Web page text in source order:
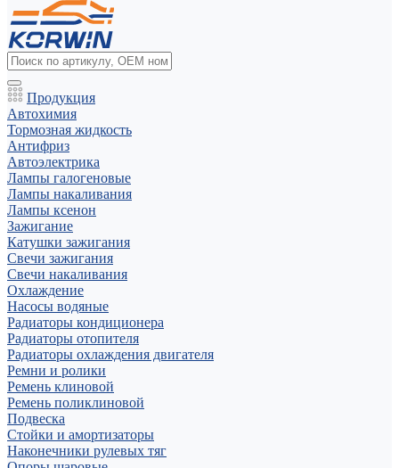
Продукция
Автохимия
Тормозная жидкость
Антифриз
Автоэлектрика
Лампы галогеновые
Лампы накаливания
Лампы ксенон
Зажигание
Катушки зажигания
Свечи зажигания
Свечи накаливания
Охлаждение
Насосы водяные
Радиаторы кондиционера
Радиаторы отопителя
Радиаторы охлаждения двигателя
Ремни и ролики
Ремень клиновой
Ремень поликлиновой
Подвеска
Стойки и амортизаторы
Наконечники рулевых тяг